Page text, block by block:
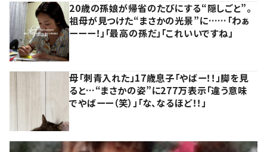
20歳の孫娘が帰省のたびにする“隠しごと”。
祖母が見つけた“まさかの光景”に……「わぁ
ーーー！」「最高の孫だ」「これいいですね」
母「刺青入れた」17歳息子「やばー！！」脚を見
ると…“まさかの姿”に277万表示「違う意味
でやばーー（笑）」「な、なるほど！！」